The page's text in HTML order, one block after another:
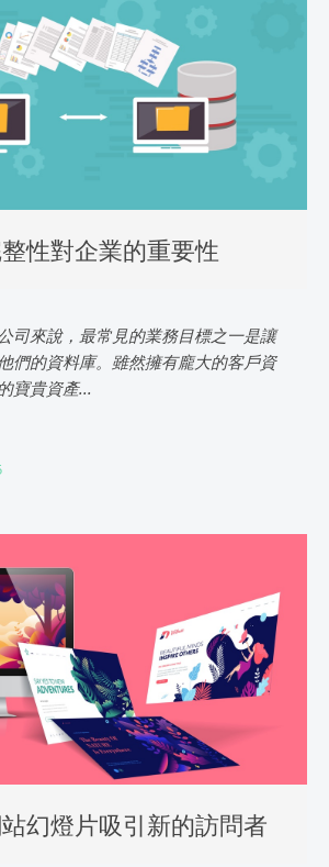
性對企業的重要性
司來說，最常見的業務目標之一是讓
們的資料庫。雖然擁有龐大的客戶資
寶貴資產...
幻燈片吸引新的訪問者